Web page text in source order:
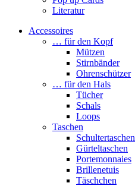
Literatur
Accessoires
… für den Kopf
Mützen
Stirnbänder
Ohrenschützer
… für den Hals
Tücher
Schals
Loops
Taschen
Schultertaschen
Gürteltaschen
Portemonnaies
Brillenetuis
Täschchen